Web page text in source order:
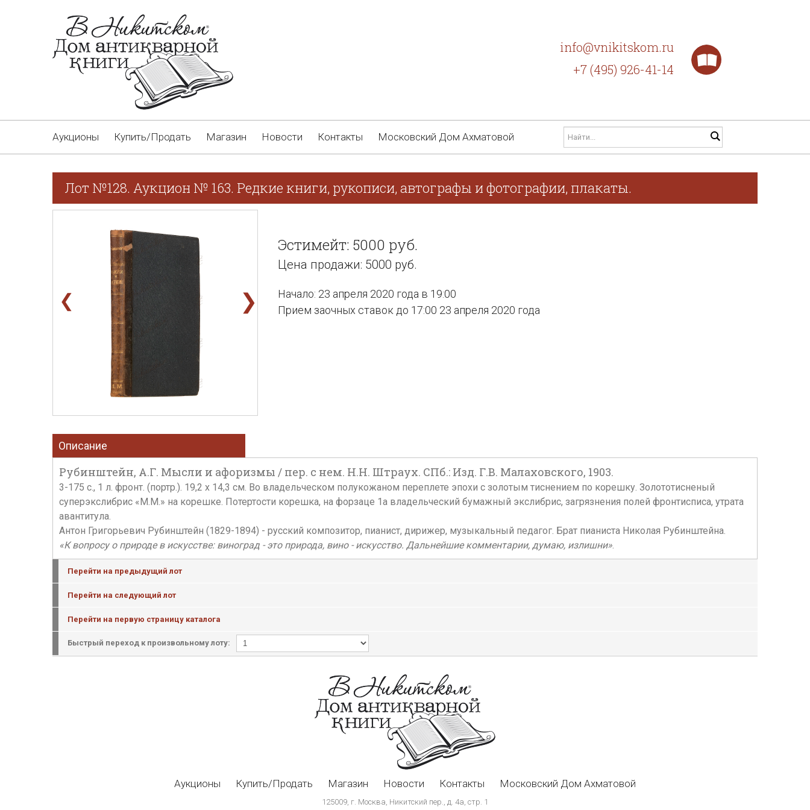
info@vnikitskom.ru
+7 (495) 926-41-14
Аукционы Купить/Продать Магазин Новости Контакты Московский Дом Ахматовой
Лот №128. Аукцион № 163. Редкие книги, рукописи, автографы и фотографии, плакаты.
❮ ❯
Эстимейт: 5000 руб.
Цена продажи: 5000 руб.
Начало: 23 апреля 2020 года в 19:00
Прием заочных ставок до 17:00 23 апреля 2020 года
Описание
Рубинштейн, А.Г. Мысли и афоризмы / пер. с нем. Н.Н. Штраух. СПб.: Изд. Г.В. Малаховского, 1903.
3-175 с., 1 л. фронт. (портр.). 19,2 х 14,3 см. Во владельческом полукожаном переплете эпохи с золотым тиснением по корешку. Золототисненый
суперэкслибрис «М.М.» на корешке. Потертости корешка, на форзаце 1а владельческий бумажный экслибрис, загрязнения полей фронтисписа, утрата
авантитула.
Антон Григорьевич Рубинштейн (1829-1894) - русский композитор, пианист, дирижер, музыкальный педагог. Брат пианиста Николая Рубинштейна.
«К вопросу о природе в искусстве: виноград - это природа, вино - искусство. Дальнейшие комментарии, думаю, излишни».
Перейти на предыдущий лот
Перейти на следующий лот
Перейти на первую страницу каталога
Быстрый переход к произвольному лоту:
Аукционы Купить/Продать Магазин Новости Контакты Московский Дом Ахматовой
125009, г. Москва, Никитский пер., д. 4а, стр. 1